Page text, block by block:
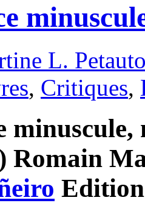
L.
, Critiques,
Romain